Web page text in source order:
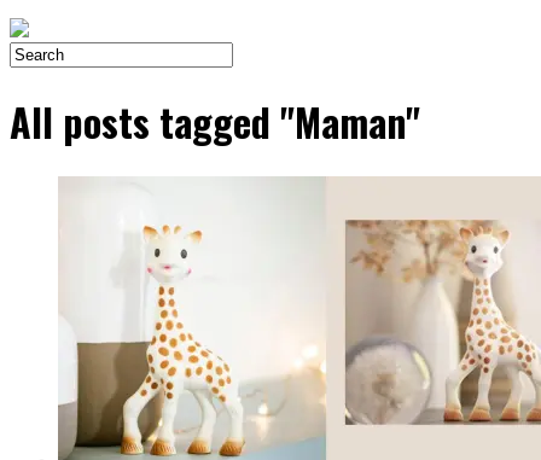
All posts tagged "Maman"